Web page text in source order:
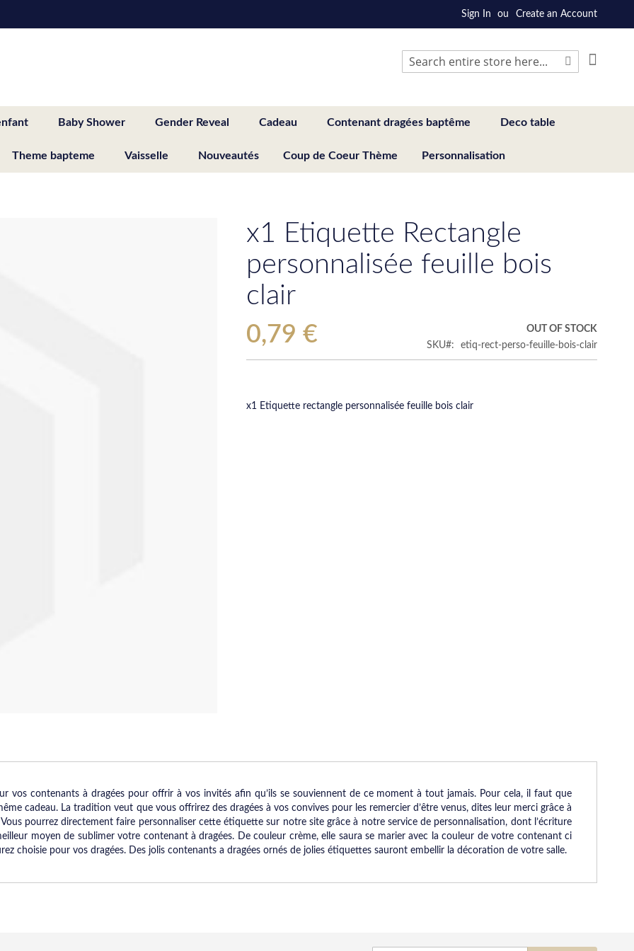
Sign In Create an Account
Search
Baby Shower Gender Reveal Cadeau Contenant dragées baptême Deco table
Theme bapteme Vaisselle Nouveautés Coup de Coeur Thème Personnalisation
x1 Etiquette Rectangle
personnalisée feuille bois
clair
0,79 €
OUT OF STOCK
SKU
etiq-rect-perso-feuille-bois-clair
x1 Etiquette rectangle personnalisée feuille bois clair
vos contenants à dragées pour offrir à vos invités afin qu’ils se souviennent de ce moment à tout jamais. Pour cela, il faut que
cadeau. La tradition veut que vous offrirez des dragées à vos convives pour les remercier d’être venus, dites leur merci grâce à
pourrez directement faire personnaliser cette étiquette sur notre site grâce à notre service de personnalisation, dont l’écriture
moyen de sublimer votre contenant à dragées. De couleur crème, elle saura se marier avec la couleur de votre contenant ci
choisie pour vos dragées. Des jolis contenants a dragées ornés de jolies étiquettes sauront embellir la décoration de votre salle.